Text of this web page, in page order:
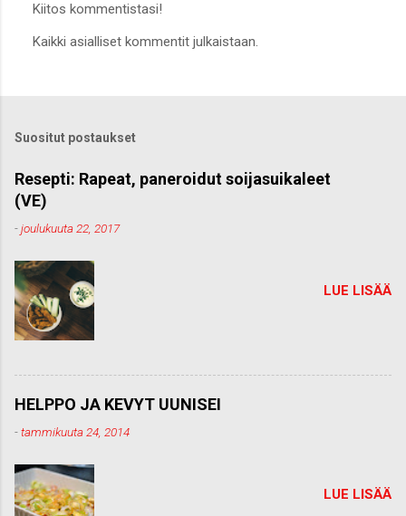
ä
o
m
e
n
t
Kiitos kommentistasi!
Kaikki asialliset kommentit julkaistaan.
Suositut postaukset
Resepti: Rapeat, paneroidut soijasuikaleet
(VE)
-joulukuuta 22, 2017
LUE LISÄÄ
HELPPO JA KEVYT UUNISEI
-tammikuuta 24, 2014
LUE LISÄÄ